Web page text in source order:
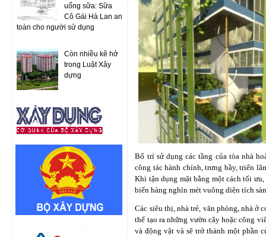
uống sữa: Sữa
Cô Gái Hà Lan an
toàn cho người sử dụng
Còn nhiều kẽ hở
trong Luật Xây
dựng
Bố trí sử dụng các tầng của tòa nhà
công tác hành chính, trưng bầy, triển
Khi tận dụng mặt bằng một cách tối
biến hàng nghìn mét vuông diện tích
Các siêu thị, nhà trẻ, văn phòng, nhà ở
thể tạo ra những vườn cây hoặc công
và động vật và sẽ trở thành một phần